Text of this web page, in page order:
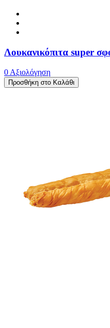
Λουκανικόπιτα super
0 Αξιολόγηση
Προσθήκη στο Καλάθι